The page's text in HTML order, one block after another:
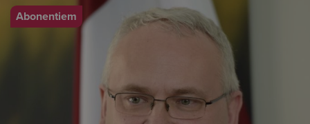
Abonentiem